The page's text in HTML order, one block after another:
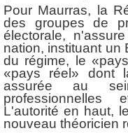
Pour Maurras, la
des groupes de
électorale,
nation, instituant un
du régime, le
«pays réel» dont
assurée au
L'autorité en haut,
nouveau théoricien